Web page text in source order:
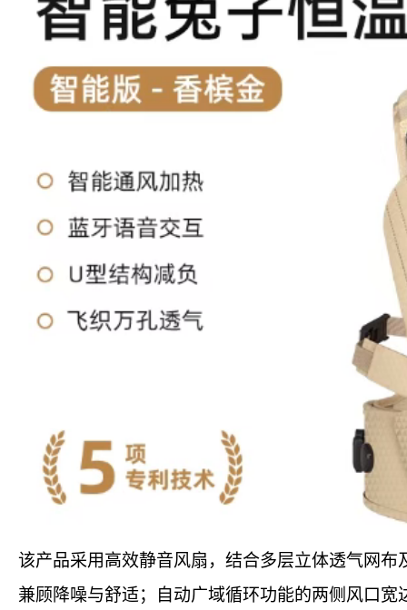
该产品采用高效静音风扇，结合多层立体透气网
兼顾降噪与舒适；自动广域循环功能的两侧风口